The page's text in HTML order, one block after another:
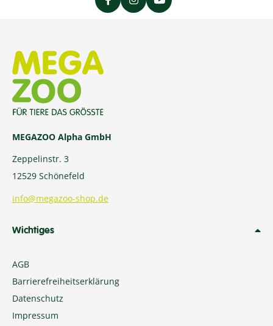
MEGAZOO Alpha GmbH
Zeppelinstr. 3
12529 Schönefeld
info@megazoo-shop.de
Wichtiges
AGB
Barrierefreiheitserklärung
Datenschutz
Impressum